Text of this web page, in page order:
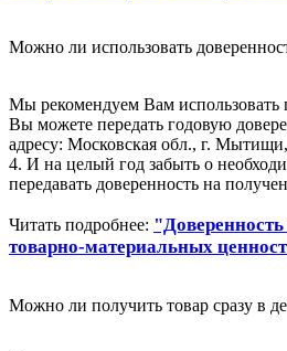
Можно ли использовать
Мы рекомендуем Вам использовать
Вы можете передать годовую
адресу: Московская обл., г.
4. И на целый год забыть о
передавать доверенность на
Читать подробнее:
товарно-материальных
Можно ли получить товар сразу в